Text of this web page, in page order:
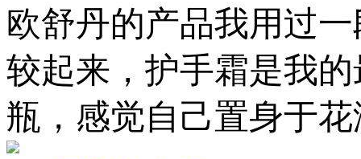
欧舒丹的产品我用过
较起来，护手霜是我
瓶，感觉自己置身于